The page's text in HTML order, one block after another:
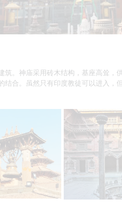
。神庙采用砖木结构，基座高耸，
合。虽然只有印度教徒可以进入，